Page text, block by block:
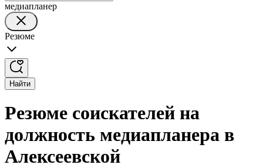
медиапланер
Резюме
Найти
Резюме соискателей на
должность медиапланера в
Алексеевской